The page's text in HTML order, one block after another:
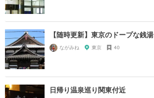
【随時更新】東京のドープな銭湯
ながみね 東京 40
日帰り温泉巡り関東付近